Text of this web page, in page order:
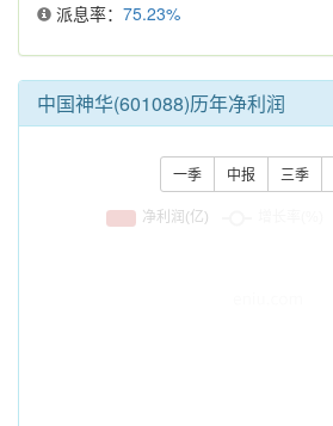
派息率： 75.23%
中国神华(601088)历年净利润
一季 中报 三季